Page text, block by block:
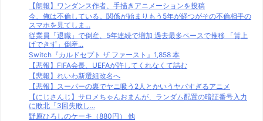
【朗報】ワンダンス作者、手描きアニメーションを投稿
今、俺は不倫している。関係が始まりもう5年が経つがその不倫相手の
スマホを見てしま...
従業員「退職」で倒産、5年連続で増加 過去最多ペースで推移 「賃上
げできず」倒産...
Switch『カルドセプト ザ ファースト』1,858 本
【悲報】FIFA会長、UEFAが許してくれなくて詰む
【悲報】れいわ新選組改名へ
【悲報】スーパーの裏でヤニ吸う2人とかいうヤバすぎるアニメ
【にじさんじ】サロメちゃんおまんが、ランダム配置の暗証番号入力
に敗北「3回失敗し...
野原ひろしのケーキ（880円） 他